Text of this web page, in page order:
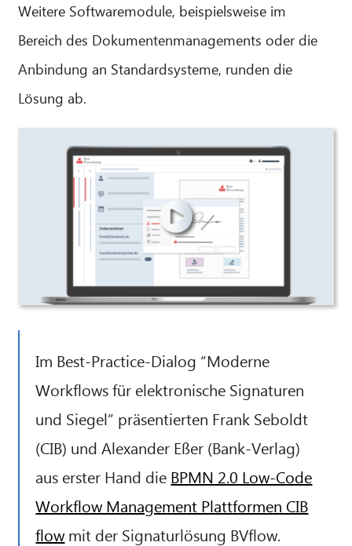
Weitere Softwaremodule, beispielsweise im
Bereich des Dokumentenmanagements oder die
Anbindung an Standardsysteme, runden die
Lösung ab.
Im Best-Practice-Dialog “Moderne
Workflows für elektronische Signaturen
und Siegel” präsentierten Frank Seboldt
(CIB) und Alexander Eßer (Bank-Verlag)
aus erster Hand die BPMN 2.0 Low-Code
Workflow Management Plattformen CIB
flow mit der Signaturlösung BVflow.